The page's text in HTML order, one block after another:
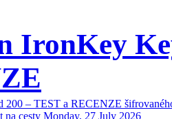
IronKey
200 – TEST a RECENZE
na cesty Monday, 27 July 2026